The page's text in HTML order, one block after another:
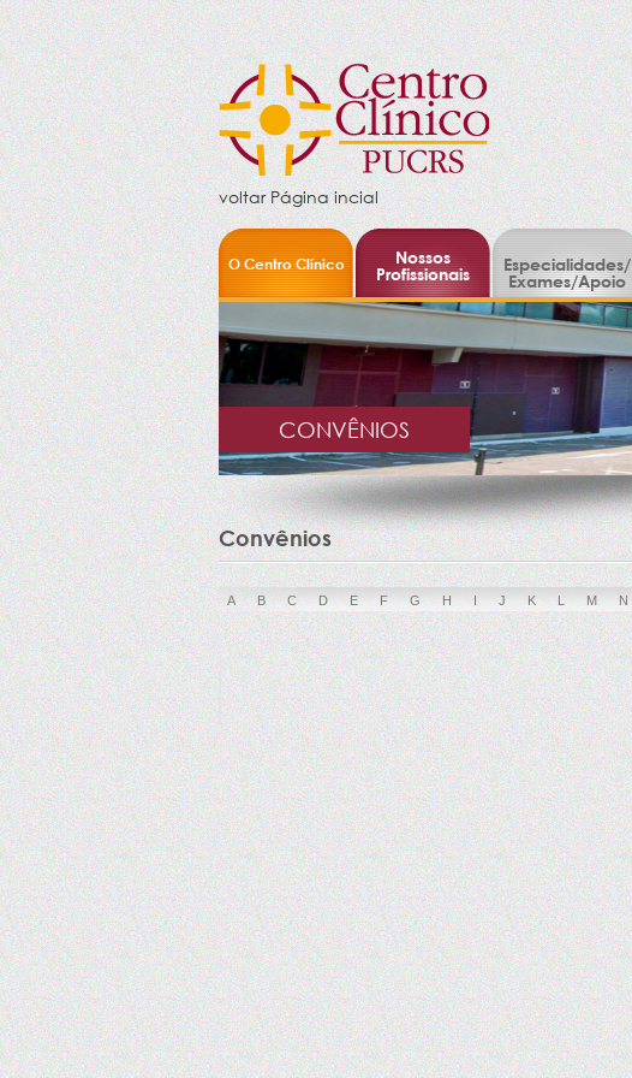
voltar Página incial
O Centro Clínico
Nossos
Profissionais
Especialidades/
Exames/Apoio
CONVÊNIOS
Convênios
A B C D E F G H I J K L M N